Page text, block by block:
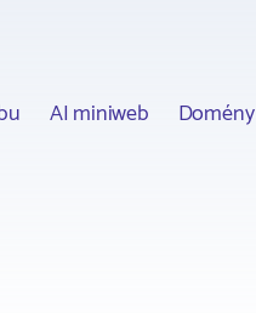
AI miniweb Domény